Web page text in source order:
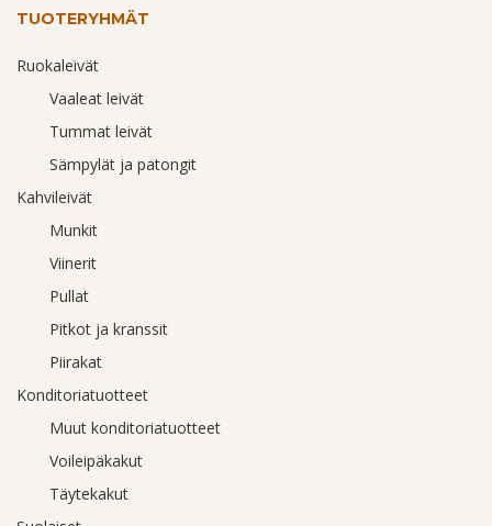
TUOTERYHMÄT
Ruokaleivät
Vaaleat leivät
Tummat leivät
Sämpylät ja patongit
Kahvileivät
Munkit
Viinerit
Pullat
Pitkot ja kranssit
Piirakat
Konditoriatuotteet
Muut konditoriatuotteet
Voileipäkakut
Täytekakut